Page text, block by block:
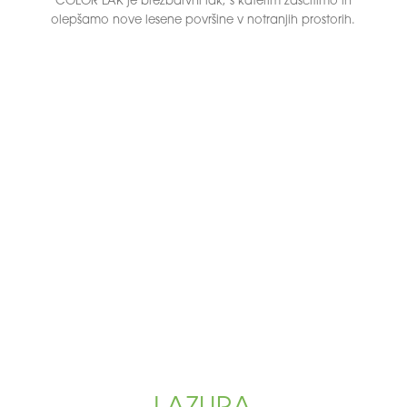
olepšamo nove lesene površine v notranjih prostorih.